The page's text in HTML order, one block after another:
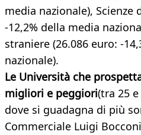
media nazionale), Scienze
-12,2% della media
straniere (26.086 euro: -
nazionale).
Le Università che
migliori e peggiori(tra 25
dove si guadagna di più
Commerciale Luigi